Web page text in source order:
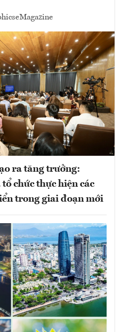
eMagazine
ra tăng trưởng:
chức thực hiện các
trong giai đoạn mới